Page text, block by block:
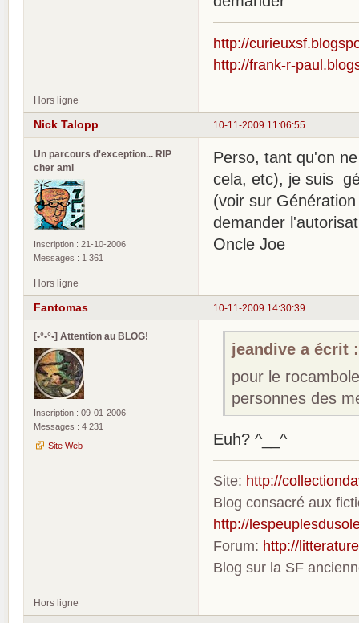
http://
http://frank-r-
Hors ligne
10-11-2009 11:06:55
Nick Talopp
Un parcours d'exception... RIP
cher ami
Inscription : 21-10-2006
Messages : 1 361
Perso, tant qu'on
cela, etc), je suis
(voir sur
demander
Oncle Joe
Hors ligne
10-11-2009 14:30:39
Fantomas
[•°•°•] Attention au BLOG!
Inscription : 09-01-2006
Messages : 4 231
Site Web
jeandive a écrit :
pour le
personnes des
Euh? ^__^
Site: http://
Blog consacré aux
http://
Forum: http://
Blog sur la SF
Hors ligne